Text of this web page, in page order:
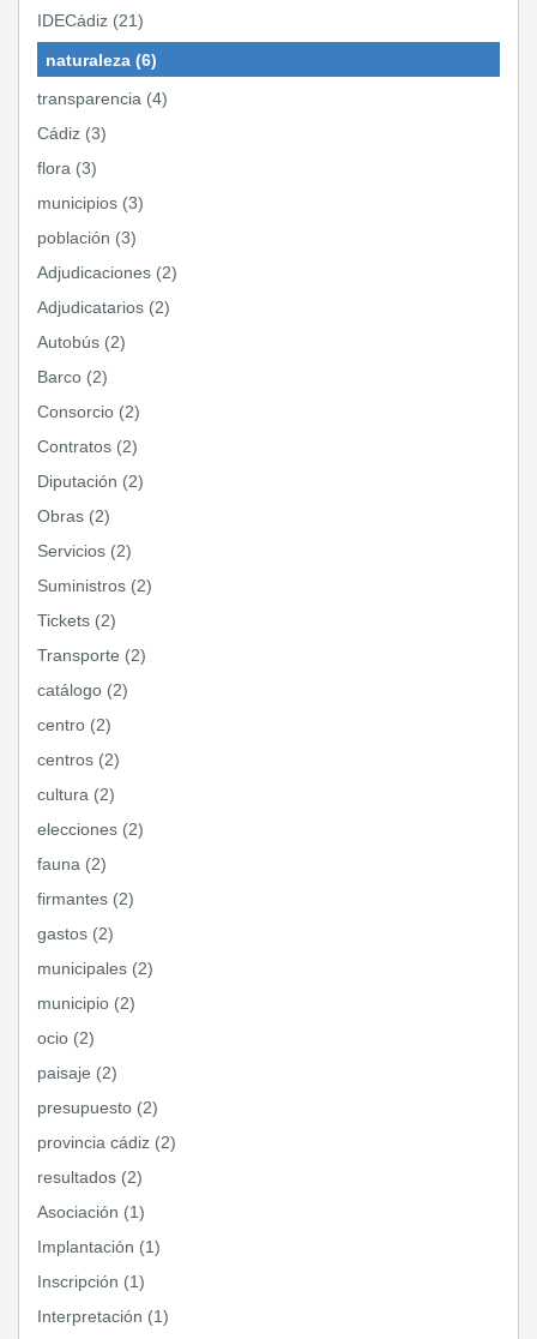
IDECádiz (21)
naturaleza (6)
transparencia (4)
Cádiz (3)
flora (3)
municipios (3)
población (3)
Adjudicaciones (2)
Adjudicatarios (2)
Autobús (2)
Barco (2)
Consorcio (2)
Contratos (2)
Diputación (2)
Obras (2)
Servicios (2)
Suministros (2)
Tickets (2)
Transporte (2)
catálogo (2)
centro (2)
centros (2)
cultura (2)
elecciones (2)
fauna (2)
firmantes (2)
gastos (2)
municipales (2)
municipio (2)
ocio (2)
paisaje (2)
presupuesto (2)
provincia cádiz (2)
resultados (2)
Asociación (1)
Implantación (1)
Inscripción (1)
Interpretación (1)